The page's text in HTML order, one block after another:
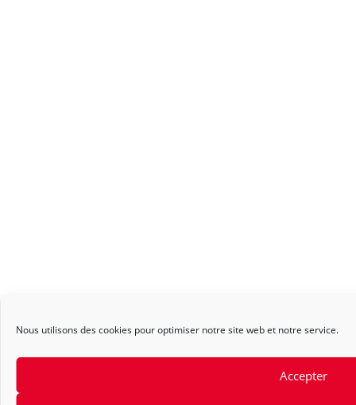
Nous utilisons des cookies pour optimiser notre site web et notre service.
Accepter